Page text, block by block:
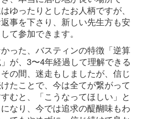
ゆったりとしたお人柄ですが、
事を下さり、新しい先生方も安
て参加できます。
った、バスティンの特徴「逆算
が、3〜4年経過して理解できる
の間、迷走もしましたが、信じ
たことで、今は全てが繋がって
むと、「こうなってほしい」と
なり、今では追求の醍醐味もわ